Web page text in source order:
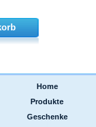
Home
Produkte
Geschenke